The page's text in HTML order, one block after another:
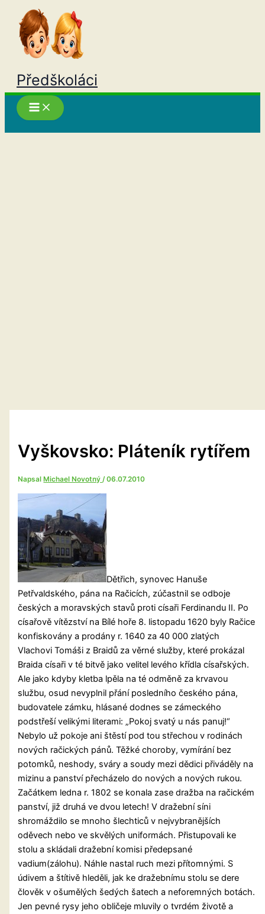
Přeskočit
obsah
Předškoláci
Vyškovsko: Pláteník rytířem
Napsal Michael Novotný/06.07.2010
Dětřich, synovec Hanuše
Petřvaldského, pána na Račicích, zúčastnil se odboje
českých a moravských stavů proti císaři Ferdinandu II. Po
císařově vítězství na Bílé hoře 8. listopadu 1620 byly Račice
konfiskovány a prodány r. 1640 za 40 000 zlatých
Vlachovi Tomáši z Braidů za věrné služby, které prokázal
Braida císaři v té bitvě jako velitel levého křídla císařských.
Ale jako kdyby kletba lpěla na té odměně za krvavou
službu, osud nevyplnil přání posledního českého pána,
budovatele zámku, hlásané dodnes se zámeckého
podstřeší velikými literami: „Pokoj svatý u nás panuj!“
Nebylo už pokoje ani štěstí pod tou střechou v rodinách
nových račických pánů. Těžké choroby, vymírání bez
potomků, neshody, sváry a soudy mezi dědici přiváděly na
mizinu a panství přecházelo do nových a nových rukou.
Začátkem ledna r. 1802 se konala zase dražba na račickém
panství, již druhá ve dvou letech! V dražební síni
shromáždilo se mnoho šlechticů v nejvybranějších
oděvech nebo ve skvělých uniformách. Přistupovali ke
stolu a skládali dražební komisi předepsané
vadium(zálohu). Náhle nastal ruch mezi přítomnými. S
údivem a štítivě hleděli, jak ke dražebnímu stolu se dere
člověk v ošumělých šedých šatech a neforemných botách.
Jen pevné rysy jeho obličeje mluvily o tvrdém životě a